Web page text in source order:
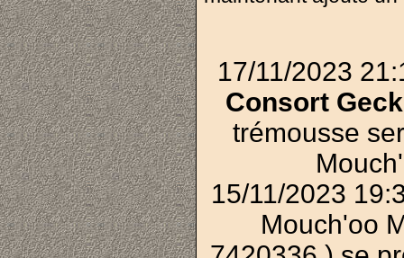
17/11/2023
Consort
trémousse
15/11/2023
Mouch'oo